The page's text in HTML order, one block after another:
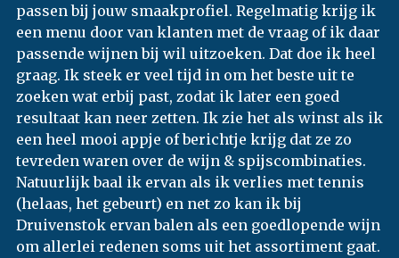
passen bij jouw smaakprofiel. Regelmatig krijg ik
een menu door van klanten met de vraag of ik daar
passende wijnen bij wil uitzoeken. Dat doe ik heel
graag. Ik steek er veel tijd in om het beste uit te
zoeken wat erbij past, zodat ik later een goed
resultaat kan neer zetten. Ik zie het als winst als ik
een heel mooi appje of berichtje krijg dat ze zo
tevreden waren over de wijn & spijscombinaties.
Natuurlijk baal ik ervan als ik verlies met tennis
(helaas, het gebeurt) en net zo kan ik bij
Druivenstok ervan balen als een goedlopende wijn
om allerlei redenen soms uit het assortiment gaat.